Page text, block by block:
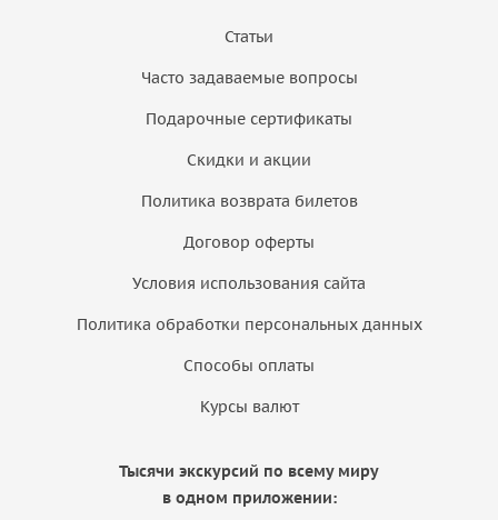
Статьи
Часто задаваемые вопросы
Подарочные сертификаты
Скидки и акции
Политика возврата билетов
Договор оферты
Условия использования сайта
Политика обработки персональных данных
Способы оплаты
Курсы валют
Тысячи экскурсий по всему миру
в одном приложении: